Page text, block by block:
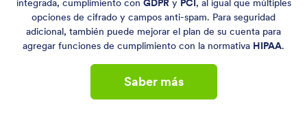
integrada, cumplimiento con GDPRy PCI, al igual que múltiples
opciones de cifrado y campos anti-spam. Para seguridad
adicional, también puede mejorar el plan de su cuenta para
agregar funciones de cumplimiento con la normativa HIPAA.
Saber más